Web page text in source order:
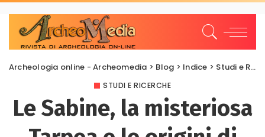
Archeologia online - Archeomedia > Blog > Indice > Studi e Ricerche
STUDI E RICERCHE
Le Sabine, la misteriosa